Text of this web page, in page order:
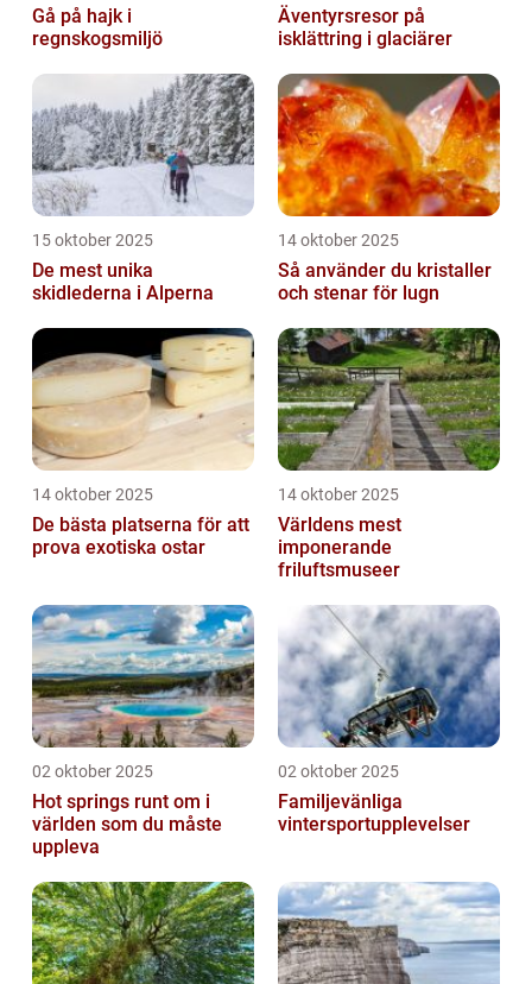
Gå på hajk i
regnskogsmiljö
Äventyrsresor på
isklättring i glaciärer
15 oktober 2025
De mest unika
skidlederna i Alperna
14 oktober 2025
Så använder du kristaller
och stenar för lugn
14 oktober 2025
De bästa platserna för att
prova exotiska ostar
14 oktober 2025
Världens mest
imponerande
friluftsmuseer
02 oktober 2025
Hot springs runt om i
världen som du måste
uppleva
02 oktober 2025
Familjevänliga
vintersportupplevelser